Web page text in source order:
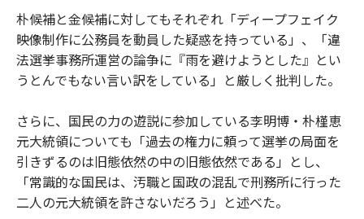
朴候補と金候補に対してもそれぞれ「ディープフェイク
映像制作に公務員を動員した疑惑を持っている」、「違
法選挙事務所運営の論争に『雨を避けようとした』とい
うとんでもない言い訳をしている」と厳しく批判した。
さらに、国民の力の遊説に参加している李明博・朴槿恵
元大統領についても「過去の権力に頼って選挙の局面を
引きずるのは旧態依然の中の旧態依然である」とし、
「常識的な国民は、汚職と国政の混乱で刑務所に行った
二人の元大統領を許さないだろう」と述べた。